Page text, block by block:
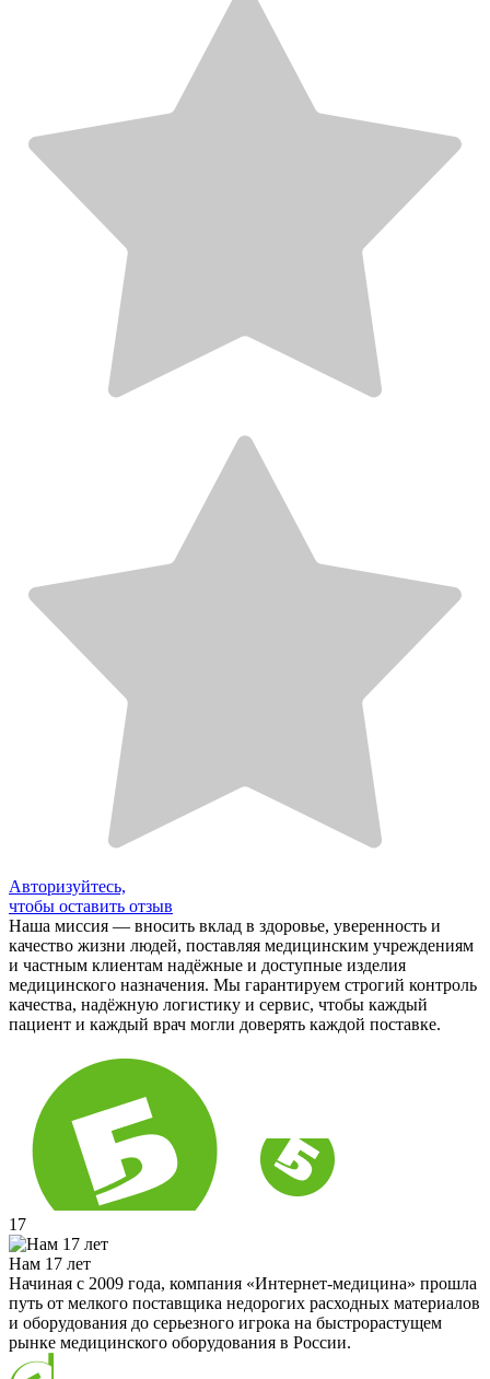
Авторизуйтесь,
чтобы оставить отзыв
Наша миссия — вносить вклад в здоровье, уверенность и
качество жизни людей, поставляя медицинским учреждениям
и частным клиентам надёжные и доступные изделия
медицинского назначения. Мы гарантируем строгий контроль
качества, надёжную логистику и сервис, чтобы каждый
пациент и каждый врач могли доверять каждой поставке.
17
Нам 17 лет
Начиная с 2009 года, компания «Интернет-медицина» прошла
путь от мелкого поставщика недорогих расходных материалов
и оборудования до серьезного игрока на быстрорастущем
рынке медицинского оборудования в России.